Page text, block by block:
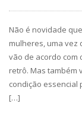
Não é novidade
mulheres, uma vez
vão de acordo com
retrô. Mas também
condição essencial
[…]